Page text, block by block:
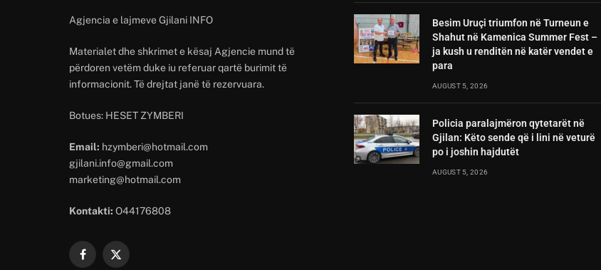
Agjencia e lajmeve Gjilani INFO
Materialet dhe shkrimet e kësaj Agjencie mund të
përdoren vetëm duke iu referuar qartë burimit të
informacionit. Të drejtat janë të rezervuara.
Botues: HESET ZYMBERI
Email: hzymberi@hotmail.com
gjilani.info@gmail.com
marketing@hotmail.com
Kontakti: O44176808
Facebook
X
Besim Uruçi triumfon në Turneun e
Shahut në Kamenica Summer Fest –
ja kush u renditën në katër vendet e
para
AUGUST 5, 2026
Policia paralajmëron qytetarët në
Gjilan: Këto sende që i lini në veturë
po i joshin hajdutët
AUGUST 5, 2026